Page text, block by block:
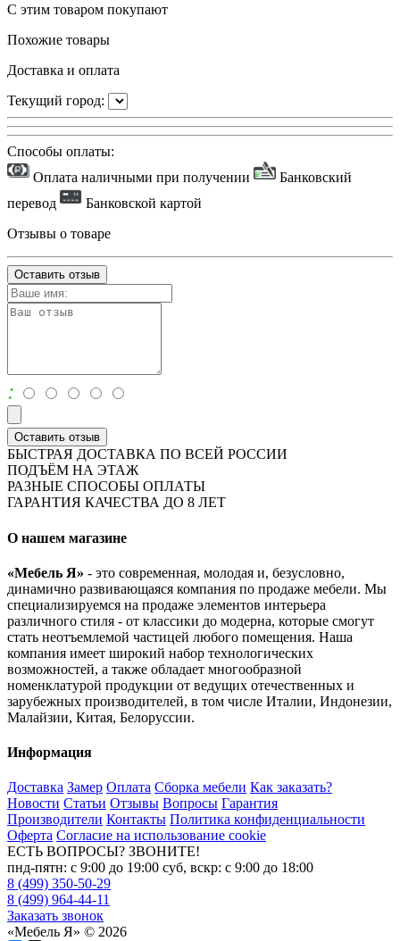
С этим товаром покупают
Похожие товары
Доставка и оплата
Текущий город:
Способы оплаты:
Оплата наличными при получении
Банковский
перевод
Банковской картой
Отзывы о товаре
Оставить отзыв
:
Оставить отзыв
БЫСТРАЯ ДОСТАВКА ПО ВСЕЙ РОССИИ
ПОДЪЁМ НА ЭТАЖ
РАЗНЫЕ СПОСОБЫ ОПЛАТЫ
ГАРАНТИЯ КАЧЕСТВА ДО 8 ЛЕТ
О нашем магазине
«Мебель Я» - это современная, молодая и, безусловно,
динамично развивающаяся компания по продаже мебели. Мы
специализируемся на продаже элементов интерьера
различного стиля - от классики до модерна, которые смогут
стать неотъемлемой частицей любого помещения. Наша
компания имеет широкий набор технологических
возможностей, а также обладает многообразной
номенклатурой продукции от ведущих отечественных и
зарубежных производителей, в том числе Италии, Индонезии,
Малайзии, Китая, Белоруссии.
Информация
Доставка Замер Оплата Сборка мебели Как заказать?
Новости Статьи Отзывы Вопросы Гарантия
Производители Контакты Политика конфиденциальности
Оферта Согласие на использование cookie
ЕСТЬ ВОПРОСЫ? ЗВОНИТЕ!
пнд-пятн: с 9:00 до 19:00 суб, вскр: с 9:00 до 18:00
8 (499) 350-50-29
8 (499) 964-44-11
Заказать звонок
«Мебель Я» © 2026